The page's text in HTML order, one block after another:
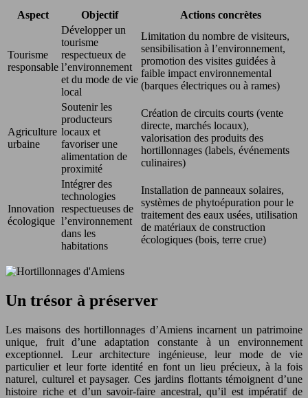
Aspect Objectif Actions concrètes
Tourisme
responsable
Développer un
tourisme
respectueux de
l’environnement
et du mode de vie
local
Limitation du nombre de visiteurs,
sensibilisation à l’environnement,
promotion des visites guidées à
faible impact environnemental
(barques électriques ou à rames)
Agriculture
urbaine
Soutenir les
producteurs
locaux et
favoriser une
alimentation de
proximité
Création de circuits courts (vente
directe, marchés locaux),
valorisation des produits des
hortillonnages (labels, événements
culinaires)
Innovation
écologique
Intégrer des
technologies
respectueuses de
l’environnement
dans les
habitations
Installation de panneaux solaires,
systèmes de phytoépuration pour le
traitement des eaux usées, utilisation
de matériaux de construction
écologiques (bois, terre crue)
Un trésor à préserver
Les maisons des hortillonnages d’Amiens incarnent un patrimoine
unique, fruit d’une adaptation constante à un environnement
exceptionnel. Leur architecture ingénieuse, leur mode de vie
particulier et leur forte identité en font un lieu précieux, à la fois
naturel, culturel et paysager. Ces jardins flottants témoignent d’une
histoire riche et d’un savoir-faire ancestral, qu’il est impératif de